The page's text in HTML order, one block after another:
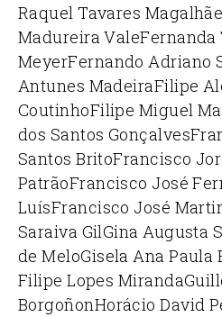
Raquel Tavares
Madureira ValeFernanda
MeyerFernando Adriano
Antunes MadeiraFilipe
CoutinhoFilipe Miguel
dos Santos Gonçalves
Santos BritoFrancisco
PatrãoFrancisco José
LuísFrancisco José
Saraiva GilGina Augusta
de MeloGisela Ana Paula
Filipe Lopes Miranda
BorgoñonHorácio David